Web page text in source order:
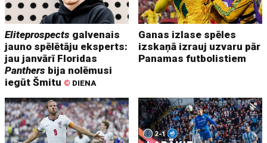
Eliteprospects galvenais
jauno spēlētāju eksperts:
jau janvārī Floridas
Panthers bija nolēmusi
iegūt Šmitu © DIENA
Ganas izlase spēles
izskaņā izrauj uzvaru pār
Panamas futbolistiem